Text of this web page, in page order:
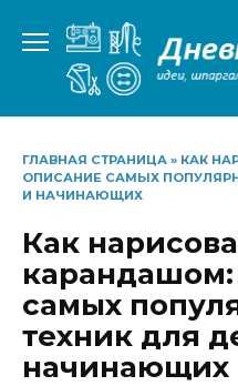
содержанию
ГЛАВНАЯ СТРАНИЦА » КАК
ОПИСАНИЕ САМЫХ
И НАЧИНАЮЩИХ
Как
самых
техник для
начинающих